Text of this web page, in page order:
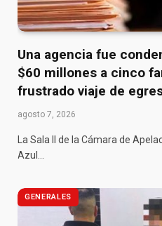
Una agencia fue
$60 millones a cinco
frustrado viaje de
agosto 7, 2026
La Sala II de la Cámara de
Azul…
GENERALES